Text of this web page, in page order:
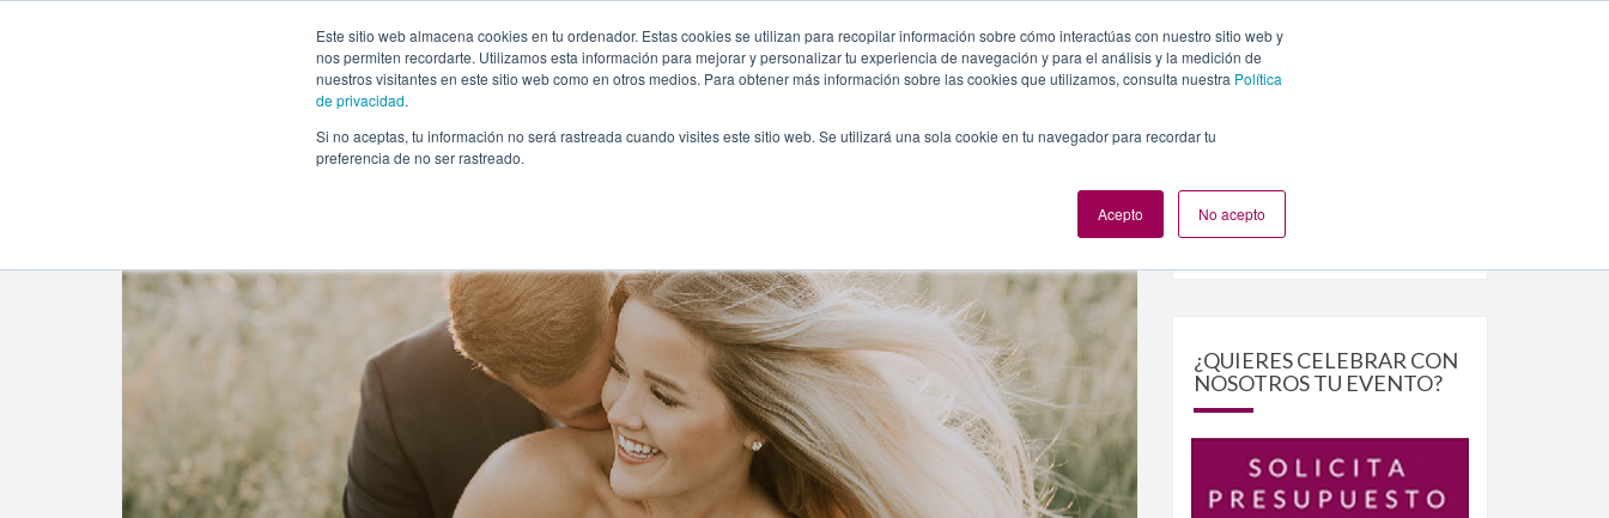
Este sitio web almacena cookies en tu ordenador. Estas cookies se utilizan para recopilar información sobre cómo interactúas con nuestro sitio web y
nos permiten recordarte. Utilizamos esta información para mejorar y personalizar tu experiencia de navegación y para el análisis y la medición de
nuestros visitantes en este sitio web como en otros medios. Para obtener más información sobre las cookies que utilizamos, consulta nuestra Política
de privacidad.
Si no aceptas, tu información no será rastreada cuando visites este sitio web. Se utilizará una sola cookie en tu navegador para recordar tu
preferencia de no ser rastreado.
Acepto No acepto
INICIO QUIÉNES SOMOS TE OFRECEMOS PLANES NUESTROS EVENTOS
10 aspectos de la boda que puedes adelantar durante la cuarentena
Buscar
¿QUIERES CELEBRAR CON
NOSOTROS TU EVENTO?